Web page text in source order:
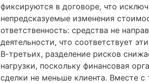
фиксируются в договоре, что
непредсказуемые изменения
ответственность: средства не
деятельности, что соответствует
В-третьих, разделение рисков
нагрузки, поскольку финансовая
сделки не меньше клиента. Вместе